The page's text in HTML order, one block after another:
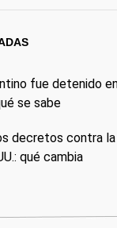
fue detenido
se sabe
decretos contra
qué cambia